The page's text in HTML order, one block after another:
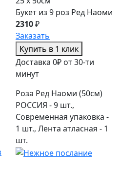
Букет из 9 роз Ред Наоми
2310₽
Заказать
Купить в 1 клик
Доставка 0₽ от 30-ти
минут
Роза Ред Наоми (50см)
РОССИЯ - 9 шт.,
Современная упаковка -
1 шт., Лента атласная - 1
шт.